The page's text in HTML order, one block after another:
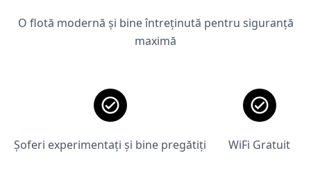
O flotă modernă și bine întreținută pentru siguranță
maximă
Șoferi experimentați și bine pregătiți WiFi Gratuit